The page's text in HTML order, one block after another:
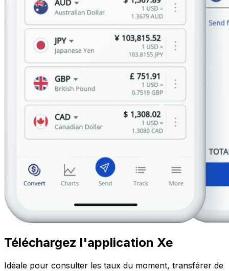
Téléchargez l'application Xe
Idéale pour consulter les taux du moment, transférer de